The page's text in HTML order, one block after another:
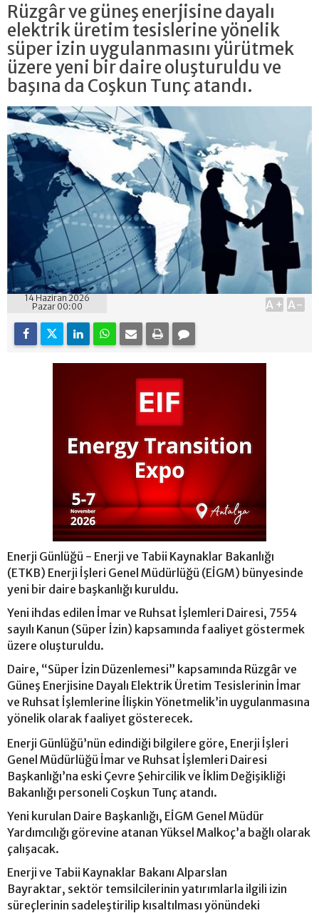
Rüzgâr ve güneş enerjisine dayalı
elektrik üretim tesislerine yönelik
süper izin uygulanmasını yürütmek
üzere yeni bir daire oluşturuldu ve
başına da Coşkun Tunç atandı.
14 Haziran 2026
Pazar 00:00
A+ A-
Enerji Günlüğü - Enerji ve Tabii Kaynaklar Bakanlığı
(ETKB) Enerji İşleri Genel Müdürlüğü (EİGM) bünyesinde
yeni bir daire başkanlığı kuruldu.
Yeni ihdas edilen İmar ve Ruhsat İşlemleri Dairesi, 7554
sayılı Kanun (Süper İzin) kapsamında faaliyet göstermek
üzere oluşturuldu.
Daire, “Süper İzin Düzenlemesi” kapsamında Rüzgâr ve
Güneş Enerjisine Dayalı Elektrik Üretim Tesislerinin İmar
ve Ruhsat İşlemlerine İlişkin Yönetmelik’in uygulanmasına
yönelik olarak faaliyet gösterecek.
Enerji Günlüğü’nün edindiği bilgilere göre, Enerji İşleri
Genel Müdürlüğü İmar ve Ruhsat İşlemleri Dairesi
Başkanlığı’na eski Çevre Şehircilik ve İklim Değişikliği
Bakanlığı personeli Coşkun Tunç atandı.
Yeni kurulan Daire Başkanlığı, EİGM Genel Müdür
Yardımcılığı görevine atanan Yüksel Malkoç’a bağlı olarak
çalışacak.
Enerji ve Tabii Kaynaklar Bakanı Alparslan
Bayraktar, sektör temsilcilerinin yatırımlarla ilgili izin
süreçlerinin sadeleştirilip kısaltılması yönündeki